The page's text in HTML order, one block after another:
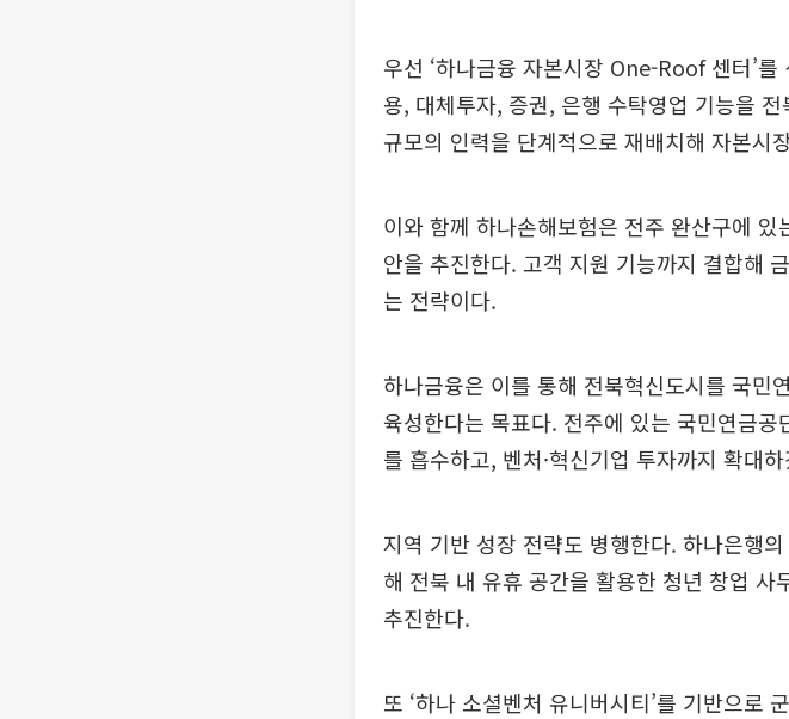
우선 ‘하나금융 자본시장 One-Roof 센터’
용, 대체투자, 증권, 은행 수탁영업 기능을
규모의 인력을 단계적으로 재배치해 자본시
이와 함께 하나손해보험은 전주 완산구에
안을 추진한다. 고객 지원 기능까지 결합해
는 전략이다.
하나금융은 이를 통해 전북혁신도시를 국민
육성한다는 목표다. 전주에 있는 국민연금
를 흡수하고, 벤처·혁신기업 투자까지 확대
지역 기반 성장 전략도 병행한다. 하나은행
해 전북 내 유휴 공간을 활용한 청년 창업
추진한다.
또 ‘하나 소셜벤처 유니버시티’를 기반으로